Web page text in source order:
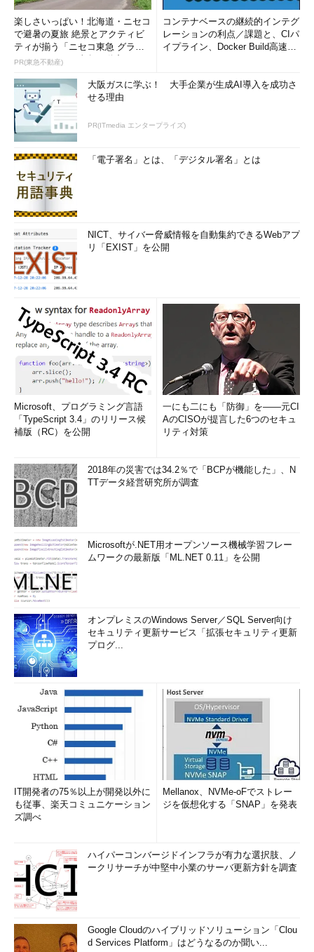
らないケースが多い。例えばKDDIは、『IoTからのデータを大量
に保存しているが、どう使えばいいか分からない』という顧客の
リクエストに対し、（別途出資しているAmazon Web Services
のインテグレータである）アイレットの運用する基盤で保存し、
といったことをやってきた。今後は、ソラコムが同様な要望を受
けた場合には『親類縁者』の能力を組み合わせてサービスを提供
できるようになる。一方、KDDIとしても、既にソラコムの回線
管理やデバイス管理の技術を使ってサービスを提供しているもの
の、より進化した形で、顧客のリクエストに応えて開発を行い、
KDDIのサービスとして提供していけるようになる。結果的に、
両社とも多様な組み合わせでサービス・商品が提供できるように
なる」
ソラコム社長の玉川憲氏に対しては、「（同氏は説明で）『第
2の創業』という言葉を使ったが、正確にはどのような意味なの
か」という質問をした。答えは次の通りだ。
ーLPWAや5Gをいち早くやっていかなければならない。従来のよ
うなMVNOとしての立場では、キャリアが開放してくれないと利
用できないが、今回の取り組み（買収）により、これらのサービ
スをより早くプラットフォームとして提供できるようになり、従
来とは異なる次元に入れると考えている。ちょうどセルラー
LPWAがサービスインしようとしており、ソラコムがグローバル
展開を始めたタイミングでもあり、『本当に日本発のグローバル
なプラットフォーマーになる』という意味で『第2の創業』とい
う言葉を使った」
あらゆるIoT関連通信技術に対応
KDDIのIoTサービスの特徴の1つは幅広いIoT関連通信技術への
対応だ。セルラー通信については、前述の通りauのSIMにソラコ
ムのサービスを組み合わせて提供。LPWAの一種である
LoRaWANについては、これもソラコムのサービスおよび提供端
末を活用している。もう1つの有力LPWA技術、Sigfoxについて
は、KDDIの主要株主の1社である京セラの子会社、京セラコミュ
ニケーションシステムが、日本国内における独占サービスプロバ
を既に提供している。
KDDIはソラコムを買収したことで、主要なIoT関連通信技術の
全てを、本体と「親類縁者」のサービスで賄えることになった。
さらに同社は2017年度中にLTE-M、NB-IoT接続サービスの提供
を開始するが、玉川氏が話したように、これらについてはソラコ
ムの管理サービスが当初から付帯することが想定できる。将来の
5GによるIoT接続サービスについても同様だ。さらにeSIMへの対
応に関しても、ソラコムがKDDIの傘下に入ったことで開発がし
ソラコムはさらに、ソニーの独自LPWA技術、およびスカパー
JSATとの提携による衛星通信の実証実験も進めていて、これら
るようになる可能性がある。
楽しさいっぱい！北海道・ニセコ
で避暑の夏旅 絶景とアクティビ
ティが揃う「ニセコ東急 グラ
ン・ヒラフ」～東急不動産
PR(東急不動産)
コンテナベースの継続的インテグ
レーションの利点／課題と、CIパ
イプライン、Docker Build高速化
大阪ガスに学ぶ！ 大手企業が生成AI導入を成功さ
せる理由
PR(ITmedia エンタープライズ)
「電子署名」とは、「デジタル署名」とは
NICT、サイバー脅威情報を自動集約できるWebアプ
リ「EXIST」を公開
Microsoft、プログラミング言語
「TypeScript 3.4」のリリース候
補版（RC）を公開
一にも二にも「防御」を――元CI
AのCISOが提言した6つのセキュ
リティ対策
2018年の災害では34.2％で「BCPが機能した」、N
TTデータ経営研究所が調査
Microsoftが.NET用オープンソース機械学習フレー
ムワークの最新版「ML.NET 0.11」を公開
オンプレミスのWindows Server／SQL Server向け
セキュリティ更新サービス「拡張セキュリティ更新
プログ...
IT開発者の75％以上が開発以外に
も従事、楽天コミュニケーション
ズ調べ
Mellanox、NVMe-oFでストレー
ジを仮想化する「SNAP」を発表
ハイパーコンバージドインフラが有力な選択肢、ノ
ークリサーチが中堅中小業のサーバ更新方針を調査
Google Cloudのハイブリッドソリューション「Clou
d Services Platform」はどうなるのか聞い...